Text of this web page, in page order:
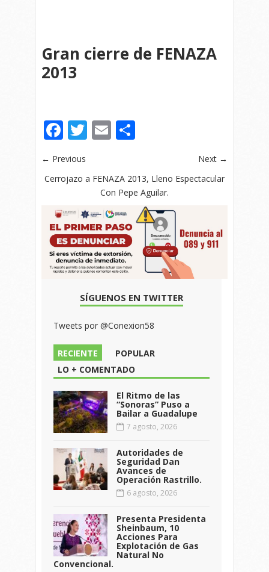
Gran cierre de FENAZA
2013
Facebook
Twitter
Email
← Previous
Next →
Cerrojazo a FENAZA 2013, Lleno Espectacular
Con Pepe Aguilar.
SÍGUENOS EN TWITTER
Tweets por @Conexion58
RECIENTE
POPULAR
LO + COMENTADO
El Ritmo de las
“Sonoras” Puso a
Bailar a Guadalupe
7 agosto, 2026
Autoridades de
Seguridad Dan
Avances de
Operación Rastrillo.
6 agosto, 2026
Presenta Presidenta
Sheinbaum, 10
Acciones Para
Explotación de Gas
Natural No
Convencional.